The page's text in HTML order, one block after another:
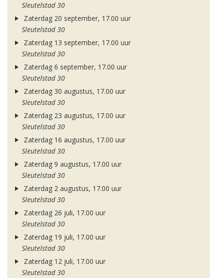
Sleutelstad 30
Zaterdag 20 september, 17.00 uur
Sleutelstad 30
Zaterdag 13 september, 17.00 uur
Sleutelstad 30
Zaterdag 6 september, 17.00 uur
Sleutelstad 30
Zaterdag 30 augustus, 17.00 uur
Sleutelstad 30
Zaterdag 23 augustus, 17.00 uur
Sleutelstad 30
Zaterdag 16 augustus, 17.00 uur
Sleutelstad 30
Zaterdag 9 augustus, 17.00 uur
Sleutelstad 30
Zaterdag 2 augustus, 17.00 uur
Sleutelstad 30
Zaterdag 26 juli, 17.00 uur
Sleutelstad 30
Zaterdag 19 juli, 17.00 uur
Sleutelstad 30
Zaterdag 12 juli, 17.00 uur
Sleutelstad 30